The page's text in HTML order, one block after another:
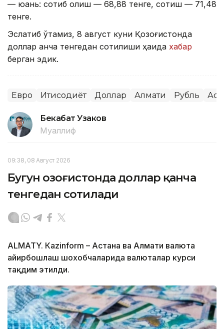
— юань: сотиб олиш — 68,88 тенге, сотиш — 71,48
тенге.
Эслатиб ўтамиз, 8 август куни Қозоғистонда
доллар қанча тенгедан сотилиши ҳақида хабар
берган эдик.
Евро Иқтисодиёт Доллар Алмати Рубль
Бекабат Узаков
Муаллиф
09:38, 08 Август 2026
Бугун Қозоғистонда доллар қанча
тенгедан сотилади
ALMATY. Кazinform – Астана ва Алмати валюта
айирбошлаш шохобчаларида валюталар курси
тақдим этилди.